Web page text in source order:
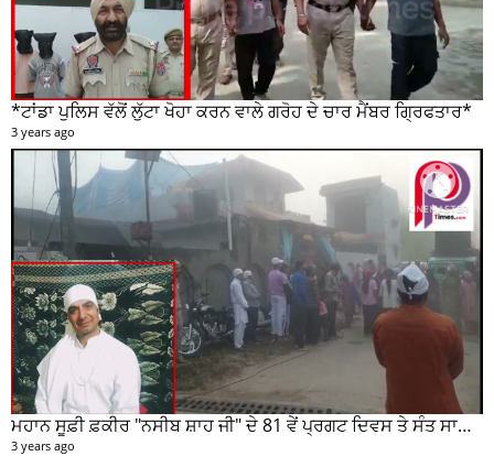
*ਟਾਂਡਾ ਪੁਲਿਸ ਵੱਲੋਂ ਲੁੱਟਾ ਖੋਹਾ ਕਰਨ ਵਾਲੇ ਗਰੋਹ ਦੇ ਚਾਰ ਮੈਂਬਰ ਗ੍ਰਿਫਤਾਰ*
3 years ago
ਮਹਾਨ ਸੂਫ਼ੀ ਫ਼ਕੀਰ "ਨਸੀਬ ਸ਼ਾਹ ਜੀ" ਦੇ 81 ਵੇਂ ਪ੍ਰਗਟ ਦਿਵਸ ਤੇ ਸੰਤ ਸਾਹਿਬ ਜੋਤ ਸਿੰਘ ਜੀ ਮਹਾਰਾਜ ਦੇ ਸੁਣੋ ਵਿਚਾਰ
3 years ago